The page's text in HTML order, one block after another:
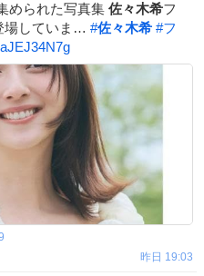
められた写真集 佐々木希フ
場していま… #佐々木希 #フ
昨日 19:03